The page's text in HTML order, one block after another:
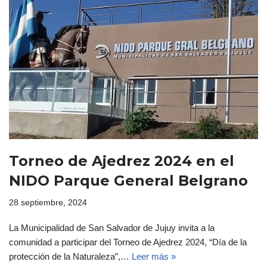
Torneo de Ajedrez 2024 en el
NIDO Parque General Belgrano
28 septiembre, 2024
La Municipalidad de San Salvador de Jujuy invita a la
comunidad a participar del Torneo de Ajedrez 2024, “Día de la
protección de la Naturaleza”,… Leer más »